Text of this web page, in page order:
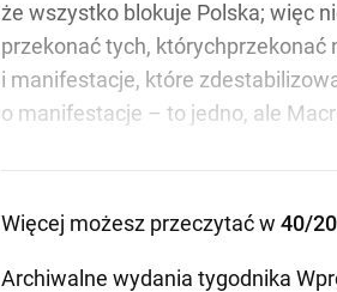
że wszystko blokuje Polska; więc
przekonać tych, którychprzekonać
i manifestacje, które
o manifestacje – to jedno, ale
Więcej możesz przeczytać w 40/
Archiwalne wydania tygodnika